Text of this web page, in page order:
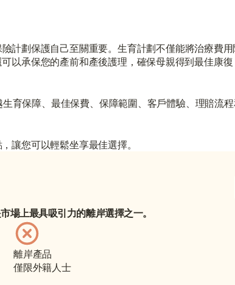
計劃保護自己至關重要。生育計劃不僅能將治療費
以承保您的產前和產後護理，確保母親得到最佳康
育保障、最佳保費、保障範圍、客戶體驗、理賠流
讓您可以輕鬆坐享最佳選擇。
場上最具吸引力的離岸選擇之一。
離岸產品
僅限外籍人士